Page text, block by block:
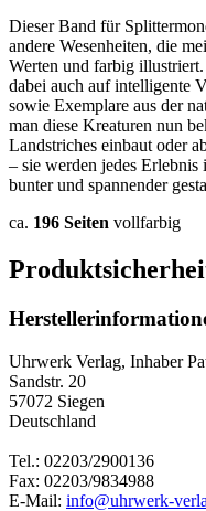
Dieser Band für
andere Wesenheiten, die
Werten und farbig
dabei auch auf intelligente
sowie Exemplare aus der
man diese Kreaturen nun
Landstriches einbaut oder
– sie werden jedes
bunter und spannender
ca. 196 Seiten vollfarbig
Uhrwerk Verlag, Inhaber
Sandstr. 20
57072 Siegen
Deutschland
Tel.: 02203/2900136
Fax: 02203/9834988
E-Mail: info@uhrwerk-